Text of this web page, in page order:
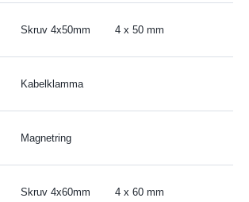
Skruv 4x50mm 4 x 50 mm
Kabelklamma
Magnetring
Skruv 4x60mm 4 x 60 mm